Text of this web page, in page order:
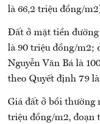
là 66,2 triệu đồng/
Đất ở mặt tiền
là 90 triệu đồng/m2;
Nguyễn Văn Bá là
theo Quyết định 79
Giá đất ở bồi thường
triệu đồng/m2, đoạn